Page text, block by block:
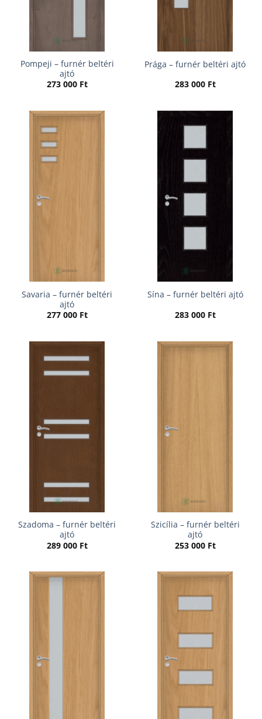
Pompeji – furnér beltéri
ajtó
273 000 Ft
Prága – furnér beltéri ajtó
283 000 Ft
Savaria – furnér beltéri
ajtó
277 000 Ft
Sína – furnér beltéri ajtó
283 000 Ft
Szadoma – furnér beltéri
ajtó
289 000 Ft
Szicília – furnér beltéri
ajtó
253 000 Ft